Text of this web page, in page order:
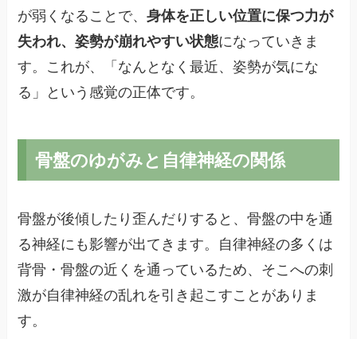
が弱くなることで、身体を正しい位置に保つ力が
失われ、姿勢が崩れやすい状態になっていきま
す。これが、「なんとなく最近、姿勢が気にな
る」という感覚の正体です。
骨盤のゆがみと自律神経の関係
骨盤が後傾したり歪んだりすると、骨盤の中を通
る神経にも影響が出てきます。自律神経の多くは
背骨・骨盤の近くを通っているため、そこへの刺
激が自律神経の乱れを引き起こすことがありま
す。